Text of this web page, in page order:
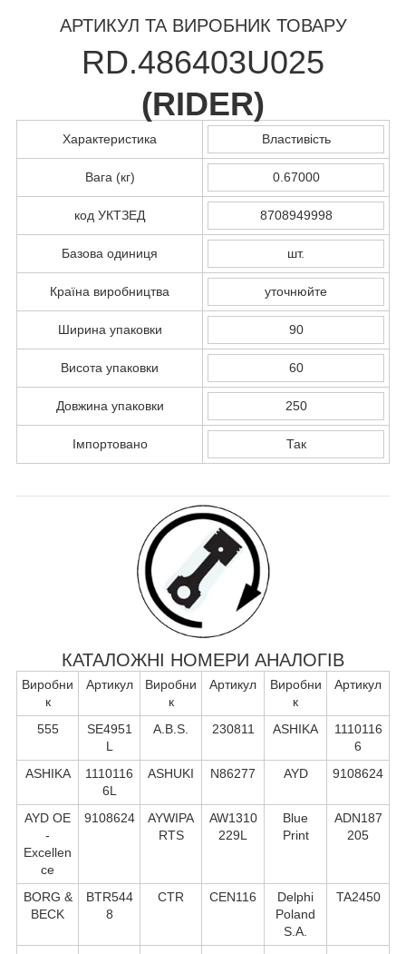
АРТИКУЛ ТА ВИРОБНИК ТОВАРУ
RD.486403U025
(RIDER)
Характеристика Властивість
Вага (кг) 0.67000
код УКТЗЕД 8708949998
Базова одиниця шт.
Країна виробництва уточнюйте
Ширина упаковки 90
Висота упаковки 60
Довжина упаковки 250
Імпортовано Так
КАТАЛОЖНІ НОМЕРИ АНАЛОГІВ
Виробни
к
Артикул
Виробни
к
Артикул
Виробни
к
Артикул
555
SE4951
L
A.B.S. 230811 ASHIKA
1110116
6
ASHIKA
1110116
6L
ASHUKI N86277 AYD 9108624
AYD OE
-
Excellen
ce
9108624
AYWIPA
RTS
AW1310
229L
Blue
Print
ADN187
205
BORG &
BECK
BTR544
8
CTR CEN116
Delphi
Poland
S.А.
TA2450